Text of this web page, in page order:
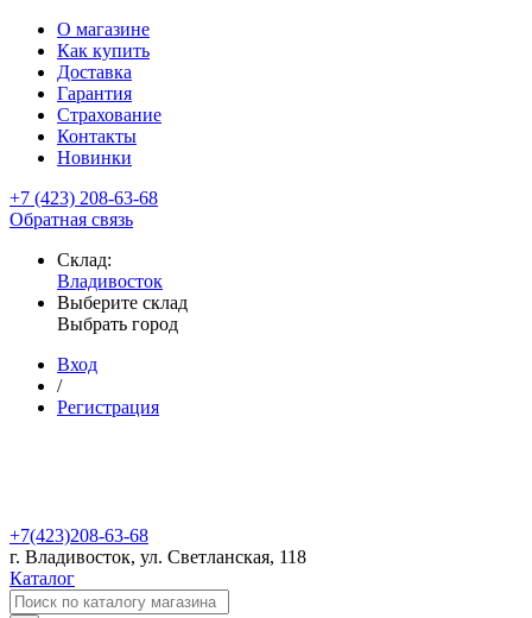
О магазине
Как купить
Доставка
Гарантия
Страхование
Контакты
Новинки
+7 (423) 208-63-68
Обратная связь
Склад:
Владивосток
Выберите склад
Выбрать город
Вход
/
Регистрация
+7(423)208-63-68
г. Владивосток, ул. Светланская, 118
Каталог